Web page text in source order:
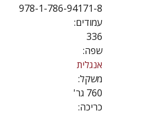
978-1-786-94171-8
עמודים:
336
שפה:
אנגלית
משקל:
760 גר'
כריכה: